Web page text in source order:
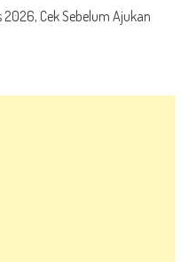
Cek Sebelum Ajukan